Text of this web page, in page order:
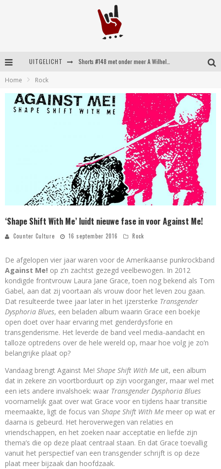
UITGELICHT
Britse emorockers van Basement maken tweede comeback met het indrukwekkende ‘Wired’
Shorts #149 met onder meer No Cure, Eva Under Fire, The Hu en Sleeping With Sirens
Home Rock
‘Shape Shift With Me’ luidt nieuwe fase in voor Against Me!
Counter Culture 16 september 2016 Rock
De afgelopen vier jaar waren voor de Amerikaanse punkrockband
Against Me! op z’n zachtst gezegd veelbewogen. In 2012
kondigde frontvrouw Laura Jane Grace, toen nog bekend als Tom
Gabel, aan dat zij voortaan als vrouw door het leven zou gaan.
Dat resulteerde twee jaar later in het ijzersterke Transgender
Dysphoria Blues, een beladen album waarin Grace een boekje
open doet over haar ervaring met genderdysforie en
transgenderisme. Het leverde de band veel media-aandacht en
talloze optredens over de hele wereld op, maar hoe volg je zo’n
belangrijke plaat op?
Vandaag brengt Against Me! Shape Shift With Me uit, een album
dat in zekere zin voortborduurt op zijn voorganger, maar wel met
een iets andere invalshoek: waar Transgender Dysphoria Blues
voornamelijk gaat over wat Grace voor en tijdens haar transitie
meemaakte, ligt de focus van Shape Shift With Me meer op wat er
daarna is gebeurd. Het heroverwegen van relaties en
vriendschappen, en het zoeken naar acceptatie en liefde zijn
thema’s die op deze plaat centraal staan. En dat Grace toevallig
vanuit het perspectief van een transgender schrijft is op deze
plaat meer bijzaak dan hoofdzaak.